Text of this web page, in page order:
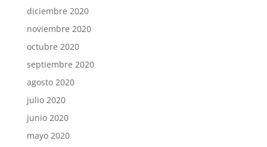
diciembre 2020
noviembre 2020
octubre 2020
septiembre 2020
agosto 2020
julio 2020
junio 2020
mayo 2020